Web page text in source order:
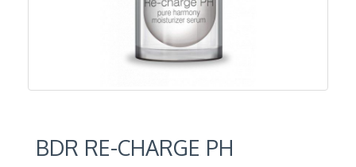
BDR RE-CHARGE PH